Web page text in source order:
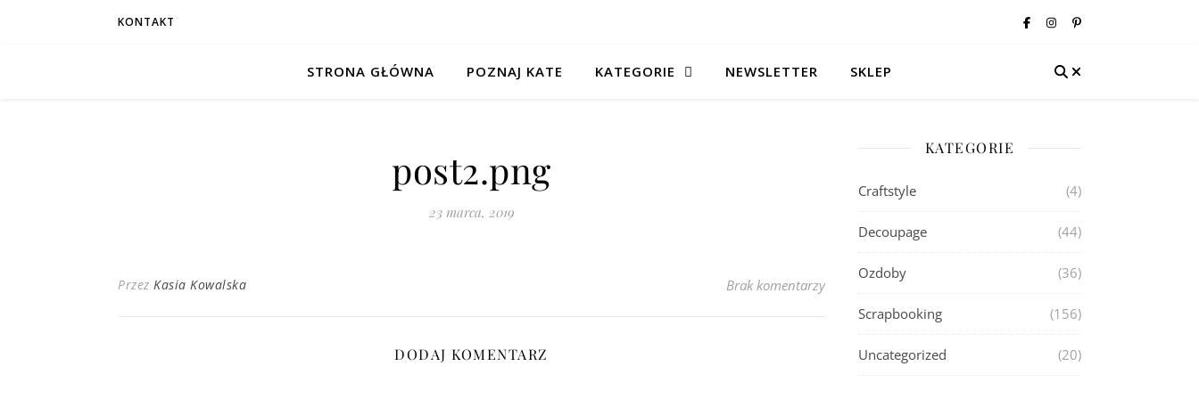
KONTAKT
STRONA GŁÓWNA POZNAJ KATE KATEGORIE NEWSLETTER SKLEP
post2.png
23 marca, 2019
Przez Kasia Kowalska Brak komentarzy
DODAJ KOMENTARZ
KATEGORIE
Craftstyle (4)
Decoupage (44)
Ozdoby (36)
Scrapbooking (156)
Uncategorized (20)